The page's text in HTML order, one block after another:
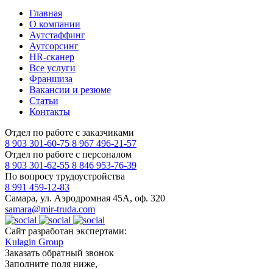
Главная
О компании
Аутстаффинг
Аутсорсинг
HR-сканер
Все услуги
Франшиза
Вакансии и резюме
Статьи
Контакты
Отдел по работе с заказчиками
8 903 301-60-75 8 967 496-21-57
Отдел по работе с персоналом
8 903 301-62-55 8 846 953-76-39
По вопросу трудоустройства
8 991 459-12-83
Самара, ул. Аэродромная 45А, оф. 320
samara@mir-truda.com
Сайт разработан экспертами:
Kulagin Group
Заказать обратный звонок
Заполните поля ниже,